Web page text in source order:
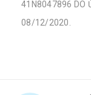
41N8047896 DO
08/12/2020.